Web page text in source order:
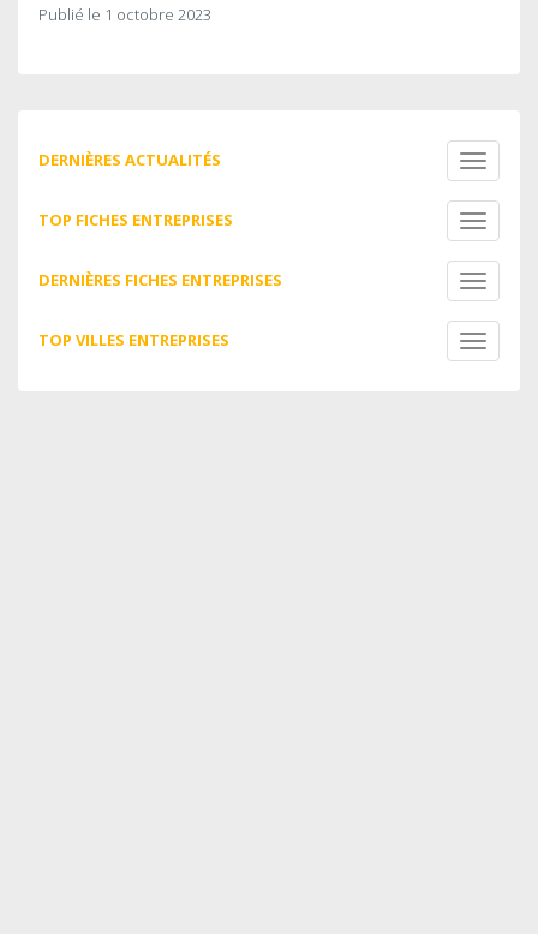
Publié le 1 octobre 2023
DERNIÈRES ACTUALITÉS
Toggle
TOP FICHES ENTREPRISES
Toggle
DERNIÈRES FICHES ENTREPRISES
Toggle
TOP VILLES ENTREPRISES
Toggle